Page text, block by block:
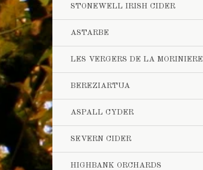
STONEWELL IRISH CIDER
ASTARBE
LES VERGERS DE LA MORINIERE
BEREZIARTUA
ASPALL CYDER
SEVERN CIDER
HIGHBANK ORCHARDS